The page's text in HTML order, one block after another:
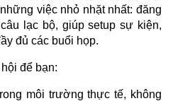
việc nhỏ nhặt nhất: đăng
lạc bộ, giúp setup sự kiện,
đủ các buổi họp.
để bạn:
môi trường thực tế, không